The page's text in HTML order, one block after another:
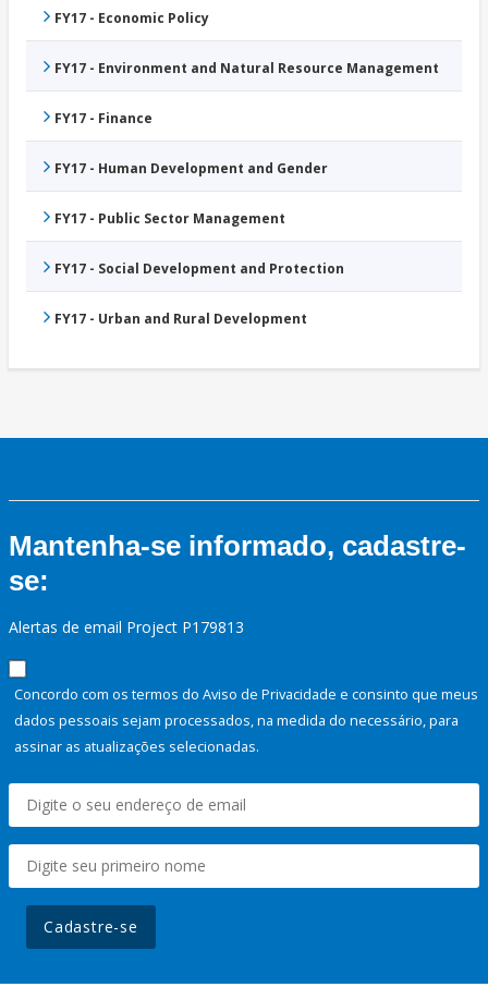
FY17 - Economic Policy
FY17 - Environment and Natural Resource Management
FY17 - Finance
FY17 - Human Development and Gender
FY17 - Public Sector Management
FY17 - Social Development and Protection
FY17 - Urban and Rural Development
Mantenha-se informado, cadastre-
se:
Alertas de email Project P179813
Concordo com os termos do Aviso de Privacidade e consinto que meus
dados pessoais sejam processados, na medida do necessário, para
assinar as atualizações selecionadas.
Cadastre-se